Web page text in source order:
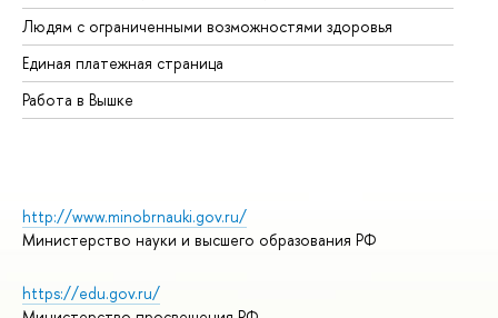
Людям с ограниченными возможностями здоровья
Единая платежная страница
Работа в Вышке
http://www.minobrnauki.gov.ru/
Министерство науки и высшего образования РФ
https://edu.gov.ru/